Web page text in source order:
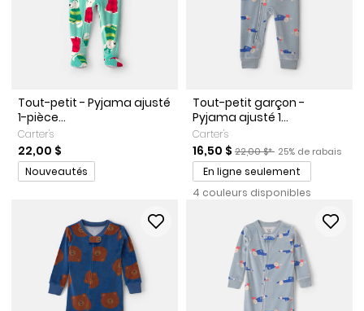
Tout-petit - Pyjama ajusté
1-pièce...
Carter's
22,00 $
Promotions
Nouveautés
Tout-petit garçon -
Pyjama ajusté 1...
Carter's
Prix de solde
16,50 $ Prix ​​de détail suggéré par
22,00 $* Pourcentage de
25% de rabais
En ligne seulement
4 couleurs disponibles